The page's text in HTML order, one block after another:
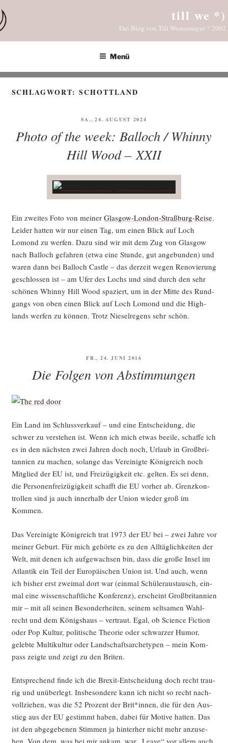
Inhalt
springen
till we *)
Das Blog von Till Westermayer * 2002
Menü
SCHLAGWORT:SCHOTTLAND
VERÖFFENTLICHT
SA., 24. AUGUST 2024
Photo of the week: Balloch / Whinny
Hill Wood – XXII
Ein zwei­tes Foto von mei­ner Glas­gow-Lon­don-Straß­burg-Rei­se.
Lei­der hat­ten wir nur einen Tag, um einen Blick auf Loch
Lomond zu wer­fen. Dazu sind wir mit dem Zug von Glas­gow
nach Bal­lo­ch gefah­ren (etwa eine Stun­de, gut ange­bun­den) und
waren dann bei Bal­lo­ch Cast­le – das der­zeit wegen Reno­vie­rung
geschlos­sen ist – am Ufer des Lochs und sind durch den sehr
schö­nen Whin­ny Hill Wood spa­ziert, um in der Mit­te des Rund­
gangs von oben einen Blick auf Loch Lomond und die High­
lands wer­fen zu kön­nen. Trotz Nie­sel­re­gens sehr schön.
VERÖFFENTLICHT
FR., 24. JUNI 2016
Die Folgen von Abstimmungen
Ein Land im Schluss­ver­kauf – und eine Ent­schei­dung, die
schwer zu ver­ste­hen ist. Wenn ich mich etwas beei­le, schaf­fe ich
es in den nächs­ten zwei Jah­ren doch noch, Urlaub in Groß­bri­
tan­ni­en zu machen, solan­ge das Ver­ei­nig­te König­reich noch
Mit­glied der EU ist, und Frei­zü­gig­keit etc. gel­ten. Es sei denn,
die Per­so­nen­frei­zü­gig­keit schafft die EU vor­her ab. Grenz­kon­
trol­len sind ja auch inner­halb der Uni­on wie­der groß im
Kommen.
Das Ver­ei­nig­te König­reich trat 1973 der EU bei – zwei Jah­re vor
mei­ner Geburt. Für mich gehör­te es zu den All­täg­lich­kei­ten der
Welt, mit denen ich auf­ge­wach­sen bin, dass die gro­ße Insel im
Atlan­tik ein Teil der Euro­päi­schen Uni­on ist. Und auch, wenn
ich bis­her erst zwei­mal dort war (ein­mal Schü­ler­aus­tausch, ein­
mal eine wis­sen­schaft­li­che Kon­fe­renz), erscheint Groß­bri­tan­ni­en
mir – mit all sei­nen Beson­der­hei­ten, sei­nem selt­sa­men Wahl­
recht und dem Königs­haus – ver­traut. Egal, ob Sci­ence Fic­tion
oder Pop Kul­tur, poli­ti­sche Theo­rie oder schwar­zer Humor,
geleb­te Mul­ti­kul­tur oder Land­schafts­ar­che­ty­pen – mein Kom­
pass zeig­te und zeigt zu den Briten.
Ent­spre­chend fin­de ich die Brexit-Ent­schei­dung doch recht trau­
rig und unüber­legt. Ins­be­son­de­re kann ich nicht so recht nach­
voll­zie­hen, was die 52 Pro­zent der Brit*innen, die für den Aus­
stieg aus der EU gestimmt haben, dabei für Moti­ve hat­ten. Das
ist den abge­ge­be­nen Stim­men ja hin­ter­her nicht mehr anzu­se­
hen. Von dem, was bei mir ankam, war „Lea­ve“ vor allem auch